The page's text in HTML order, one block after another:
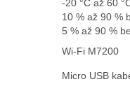
-20 °C až 60
10 % až 90 %
5 % až 90 %
Wi-Fi M7200
Micro USB